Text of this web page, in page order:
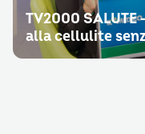
TV2000
alla cellulite